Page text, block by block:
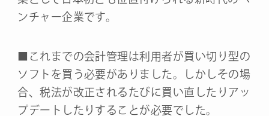
ンチャー企業です。
■これまでの会計管理は利用者が買い切り型の
ソフトを買う必要がありました。しかしその場
合、税法が改正されるたびに買い直したりアッ
プデートしたりすることが必要でした。